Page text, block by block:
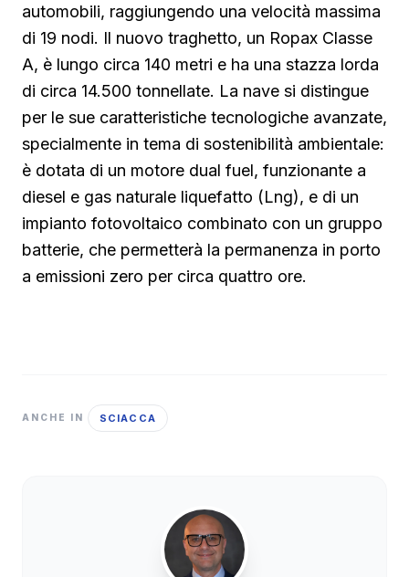
automobili, raggiungendo una velocità massima
di 19 nodi. Il nuovo traghetto, un Ropax Classe
A, è lungo circa 140 metri e ha una stazza lorda
di circa 14.500 tonnellate. La nave si distingue
per le sue caratteristiche tecnologiche avanzate,
specialmente in tema di sostenibilità ambientale:
è dotata di un motore dual fuel, funzionante a
diesel e gas naturale liquefatto (Lng), e di un
impianto fotovoltaico combinato con un gruppo
batterie, che permetterà la permanenza in porto
a emissioni zero per circa quattro ore.
ANCHE IN SCIACCA